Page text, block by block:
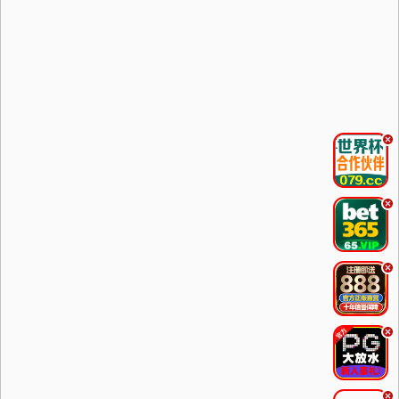
.
.
.
.